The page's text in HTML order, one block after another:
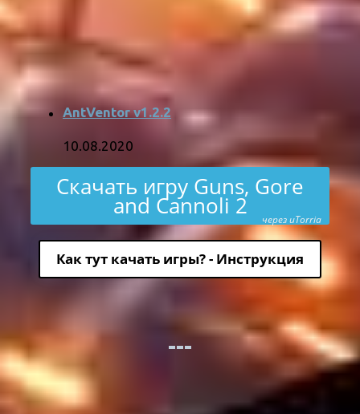
AntVentor v1.2.2
10.08.2020
Скачать игру Guns, Gore
and Cannoli 2 через uTorria
Как тут качать игры? - Инструкция